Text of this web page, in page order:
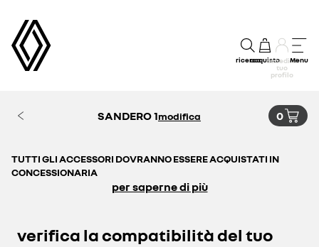
ricercaacquistoaccedi al
tuo
profilo
Menu
SANDERO 1modifica 0
TUTTI GLI ACCESSORI DOVRANNO ESSERE ACQUISTATI IN
CONCESSIONARIA
per saperne di più
verifica la compatibilità del tuo